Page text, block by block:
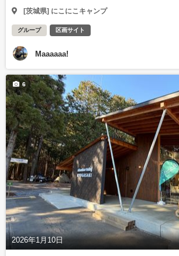
[茨城県] にこにこキャンプ
グループ 区画サイト
Maaaaaa!
2026年1月10日
6